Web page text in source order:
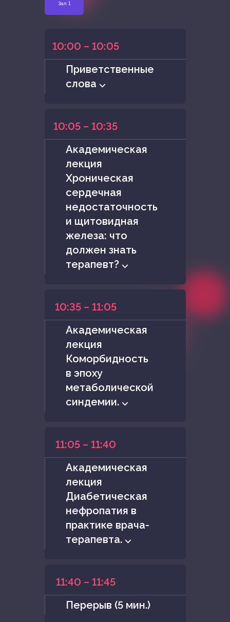
Зал 1
10:00 – 10:05
Приветственные
слова ⌵
10:05 – 10:35
Академическая
лекция
Хроническая
сердечная
недостаточность
и щитовидная
железа: что
должен знать
терапевт? ⌵
10:35 – 11:05
Академическая
лекция
Коморбидность
в эпоху
метаболической
синдемии. ⌵
11:05 – 11:40
Академическая
лекция
Диабетическая
нефропатия в
практике врача-
терапевта. ⌵
11:40 – 11:45
Перерыв (5 мин.)